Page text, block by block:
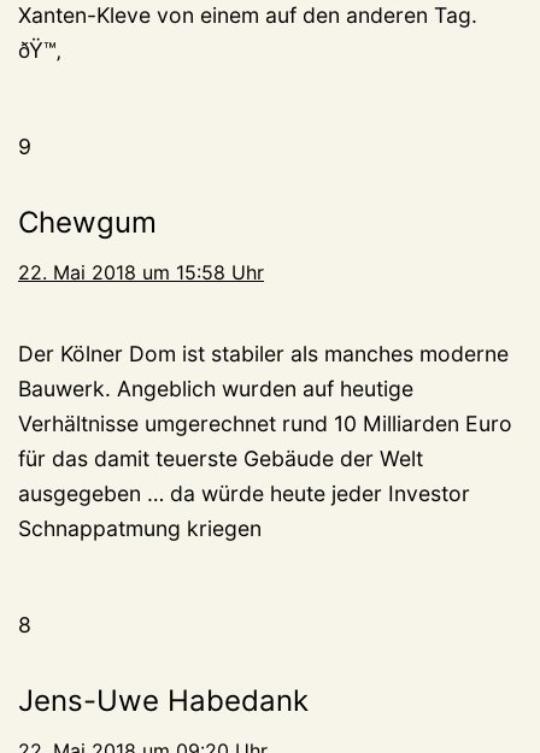
Xanten-Kleve von einem auf den anderen Tag.
ðŸ™‚
9
Chewgum
22. Mai 2018 um 15:58 Uhr
Der Kölner Dom ist stabiler als manches moderne
Bauwerk. Angeblich wurden auf heutige
Verhältnisse umgerechnet rund 10 Milliarden Euro
für das damit teuerste Gebäude der Welt
ausgegeben … da würde heute jeder Investor
Schnappatmung kriegen
8
Jens-Uwe Habedank